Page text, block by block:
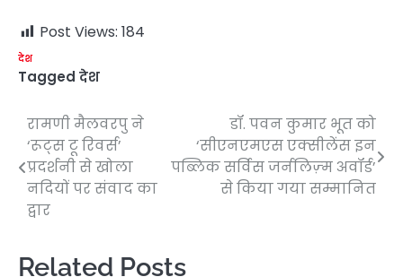
Post Views: 184
देश
Tagged देश
Post
navigation
रामणी मैलवरपु ने
‘रूट्स टू रिवर्स’
प्रदर्शनी से खोला
नदियों पर संवाद का
द्वार
डॉ. पवन कुमार भूत को
‘सीएनएमएस एक्सीलेंस इन
पब्लिक सर्विस जर्नलिज़्म अवॉर्ड’
से किया गया सम्मानित
Related Posts